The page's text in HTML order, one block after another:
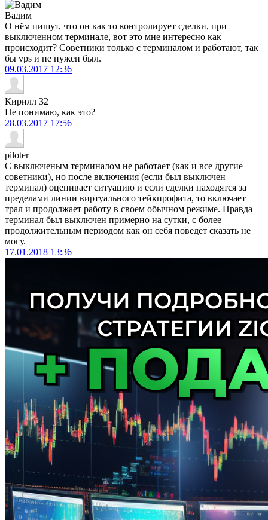
Вадим
О нём пишут, что он как то контролирует сделки, при
выключенном терминале, вот это мне интересно как
происходит? Советники только с терминалом и работают, так
бы vps и не нужен был.
09.03.2017 12:36
Кирилл 32
Не понимаю, как это?
28.03.2017 17:56
piloter
С выключеным терминалом не работает (как и все другие
советники), но после включения (если был выключен
терминал) оценивает ситуацию и если сделки находятся за
пределами линии виртуального тейкпрофита, то включает
трал и продолжает работу в своем обычном режиме. Правда
терминал был выключен примерно на сутки, с более
продолжительным периодом как он себя поведет сказать не
могу.
17.01.2018 13:36